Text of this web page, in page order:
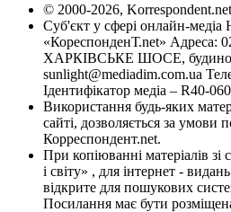
© 2000-2026, Korrespondent.net
Суб'єкт у сфері онлайн-медіа
«КореспонденТ.net» Адреса:
ХАРКІВСЬКЕ ШОСЕ, будинок
sunlight@mediadim.com.ua
Ідентифікатор медіа – R40-
Використання будь-яких
сайті, дозволяється за умови
Корреспондент.net.
При копіюванні матеріалів
і світу» , для інтернет -
відкрите для пошукових
Посилання має бути